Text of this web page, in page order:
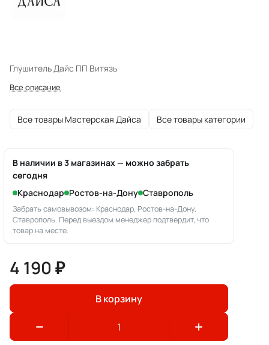
Глушитель Дайс ПП Витязь
Все описание
Все товары Мастерская Дайса Все товары категории
В наличии в 3 магазинах — можно забрать
сегодня
Краснодар Ростов-на-Дону Ставрополь
Забрать самовывозом: Краснодар, Ростов-на-Дону,
Ставрополь. Перед выездом менеджер подтвердит, что
товар на месте.
4 190 ₽
В корзину